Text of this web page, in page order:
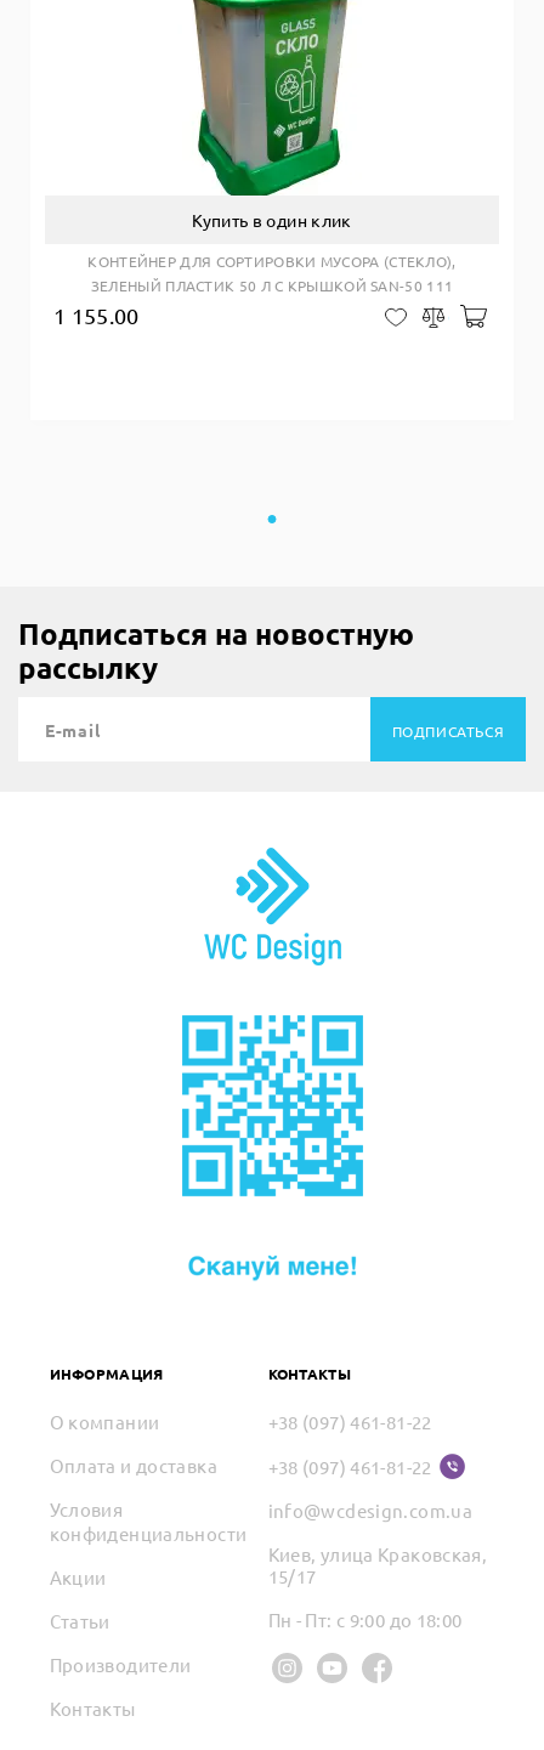
Купить в один клик
КОНТЕЙНЕР ДЛЯ СОРТИРОВКИ МУСОРА (СТЕКЛО),
ЗЕЛЕНЫЙ ПЛАСТИК 50 Л С КРЫШКОЙ SAN-50 111
1 155.00 В закладки
Сравнить
Подписаться на новостную
рассылку
ПОДПИСАТЬСЯ
ИНФОРМАЦИЯ
О компании
Оплата и доставка
Условия
конфиденциальности
Акции
Статьи
Производители
Контакты
КОНТАКТЫ
+38 (097) 461-81-22
+38 (097) 461-81-22
info@wcdesign.com.ua
Киев, улица Краковская,
15/17
Пн - Пт: с 9:00 до 18:00